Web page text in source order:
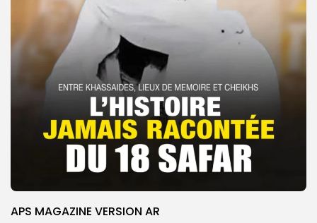
APS MAGAZINE VERSION AR